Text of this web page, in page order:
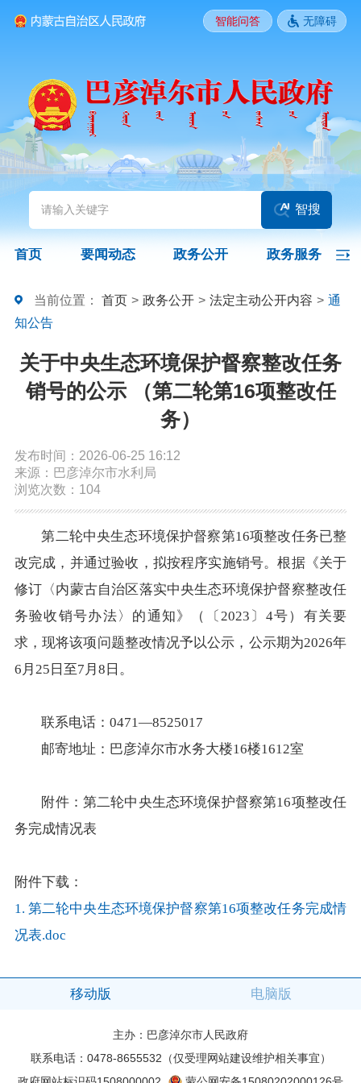
头条 国务院信息 自治区信息
政务动态 旗县区动态
图片新闻
政务公开
依申请公开
特色服务专区
便民应用 便民热线 基础清单
办事大厅 内蒙古政务服务网 高效办成一件事
政民互动
在线访谈 意见征集
走进巴彦淖尔
行政区划
人文历史
智能问答 无障碍
智搜
首页 要闻动态 政务公开 政务服务
当前位置： 首页 > 政务公开 > 法定主动公开内容 > 通
知公告
关于中央生态环境保护督察整改任务
销号的公示 （第二轮第16项整改任
务）
发布时间：2026-06-25 16:12
来源：巴彦淖尔市水利局
浏览次数：104
第二轮中央生态环境保护督察第16项整改任务已整
改完成，并通过验收，拟按程序实施销号。根据《关于
修订〈内蒙古自治区落实中央生态环境保护督察整改任
务验收销号办法〉的通知》（〔2023〕4号）有关要
求，现将该项问题整改情况予以公示，公示期为2026年
6月25日至7月8日。
联系电话：0471—8525017
邮寄地址：巴彦淖尔市水务大楼16楼1612室
附件：第二轮中央生态环境保护督察第16项整改任
务完成情况表
附件下载：
1. 第二轮中央生态环境保护督察第16项整改任务完成情
况表.doc
移动版 电脑版
主办：巴彦淖尔市人民政府
联系电话：0478-8655532（仅受理网站建设维护相关事宜）